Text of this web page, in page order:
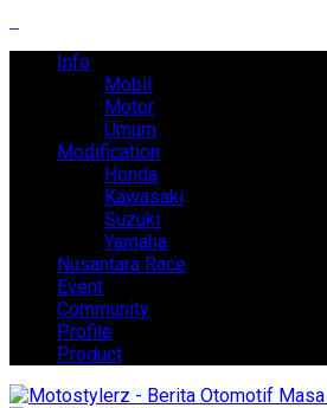
Info
Mobil
Motor
Umum
Modification
Honda
Kawasaki
Suzuki
Yamaha
Nusantara Race
Event
Community
Profile
Product